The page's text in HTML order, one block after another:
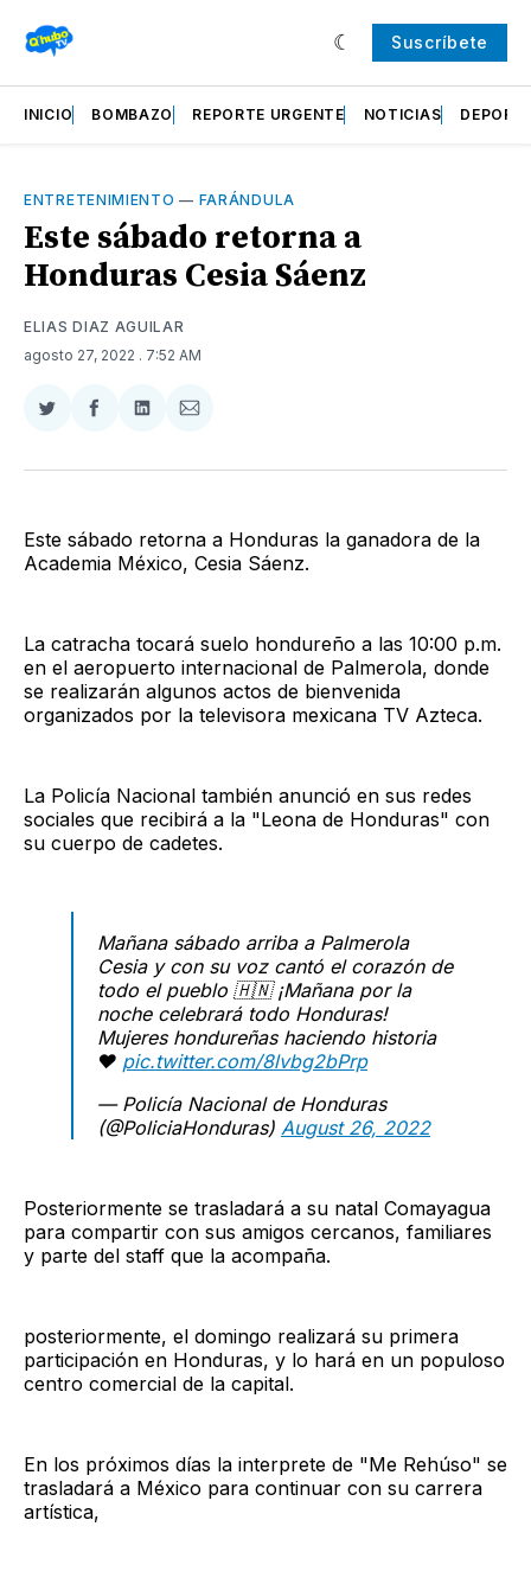
Suscríbete
INICIO BOMBAZO REPORTE URGENTE NOTICIAS
ENTRETENIMIENTO — FARÁNDULA
Este sábado retorna a
Honduras Cesia Sáenz
ELIAS DIAZ AGUILAR
agosto 27, 2022 . 7:52 AM
Compartir
Twitter
Compartir
Facebook
Compartir
LinkedIn
Compartir
Email
Este sábado retorna a Honduras la ganadora de la
Academia México, Cesia Sáenz.
La catracha tocará suelo hondureño a las 10:00 p.m.
en el aeropuerto internacional de Palmerola, donde
se realizarán algunos actos de bienvenida
organizados por la televisora mexicana TV Azteca.
La Policía Nacional también anunció en sus redes
sociales que recibirá a la "Leona de Honduras" con
su cuerpo de cadetes.
Mañana sábado arriba a Palmerola
Cesia y con su voz cantó el corazón de
todo el pueblo 🇭🇳 ¡Mañana por la
noche celebrará todo Honduras!
Mujeres hondureñas haciendo historia
❤️ pic.twitter.com/8lvbg2bPrp
— Policía Nacional de Honduras
(@PoliciaHonduras) August 26, 2022
Posteriormente se trasladará a su natal Comayagua
para compartir con sus amigos cercanos, familiares
y parte del staff que la acompaña.
posteriormente, el domingo realizará su primera
participación en Honduras, y lo hará en un populoso
centro comercial de la capital.
En los próximos días la interprete de "Me Rehúso" se
trasladará a México para continuar con su carrera
artística,